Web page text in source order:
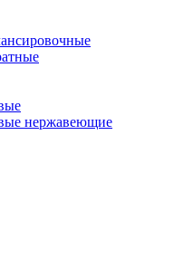
нержавеющие